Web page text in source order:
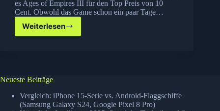
es Ages of Empires III für den Top Preis von 10
Cent. Obwohl das Game schon ein paar Tage…
Weiterlesen
Ages
Microsoft
Shop
für
10
Neueste Beiträge
Vergleich: iPhone 15-Serie vs. Android-Flaggschiffe
(Samsung Galaxy S24, Google Pixel 8 Pro)